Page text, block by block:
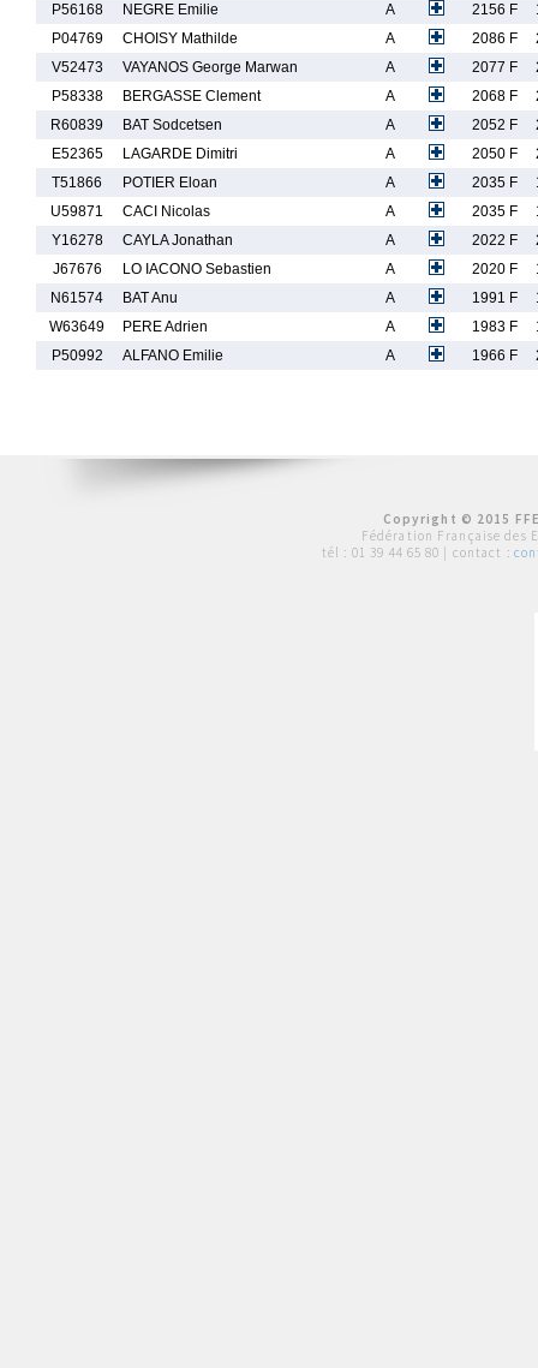
P56168
NEGRE Emilie A 2156 F
P04769
CHOISY Mathilde A 2086 F
V52473
VAYANOS George Marwan A 2077 F
P58338
BERGASSE Clement A 2068 F
R60839
BAT Sodcetsen A 2052 F
E52365
LAGARDE Dimitri A 2050 F
T51866
POTIER Eloan A 2035 F
U59871
CACI Nicolas A 2035 F
Y16278
CAYLA Jonathan A 2022 F
J67676
LO IACONO Sebastien A 2020 F
N61574
BAT Anu A 1991 F
W63649
PERE Adrien A 1983 F
P50992
ALFANO Emilie A 1966 F
Copyright © 2015
Fédération Française des
tél : 01 39 44 65 80 | contact :